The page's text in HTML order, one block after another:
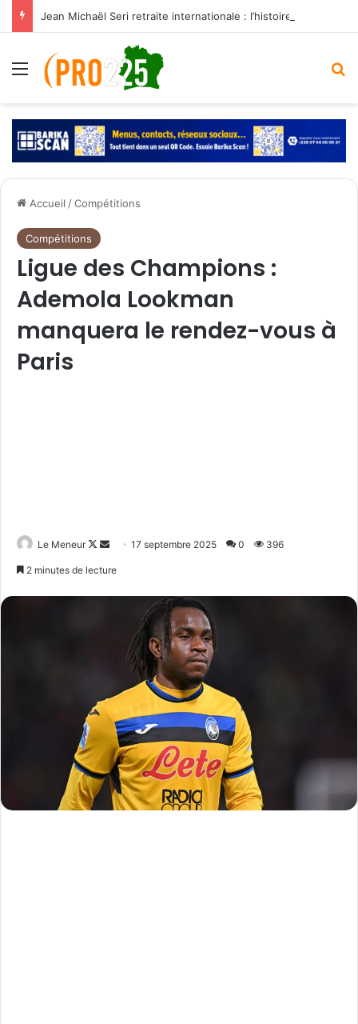
Menu
Accueil /Compétitions
Compétitions
Ligue des Champions :
Ademola Lookman
manquera le rendez-vous à
Paris
Le Meneur
Follow
Envoyer17 septembre 2025 0 396
2 minutes de lecture